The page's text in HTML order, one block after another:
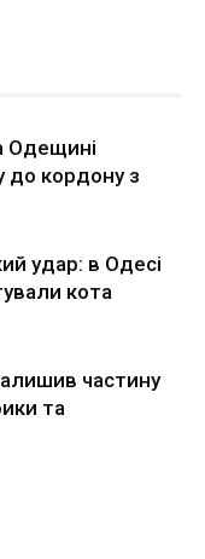
Одещині
до кордону з
удар: в Одесі
кота
частину
та